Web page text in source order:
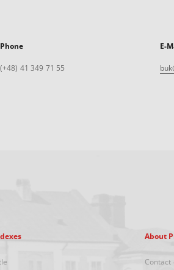
Phone
(+48) 41 349 71 55
E-
About
Contact